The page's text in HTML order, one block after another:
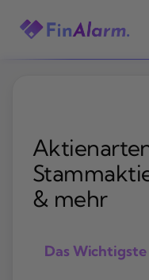
Inhalt
& mehr
Das